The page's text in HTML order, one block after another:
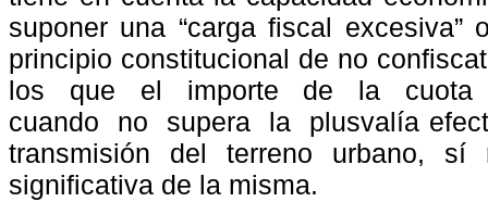
suponer una “carga fiscal excesiva”
principio constitucional de no
los
que el importe de la
cuota
cuando
no supera la
plusvalía
transmisión
del terreno urbano, sí
significativa de la misma.